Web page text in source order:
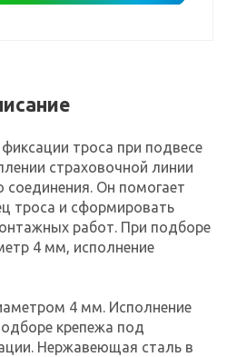
троса при подвесе
страховочной линии
соединения. Он помогает
троса и сформировать
работ. При подборе
4 мм, исполнение
4 мм. Исполнение
крепежа под
Нержавеющая сталь в